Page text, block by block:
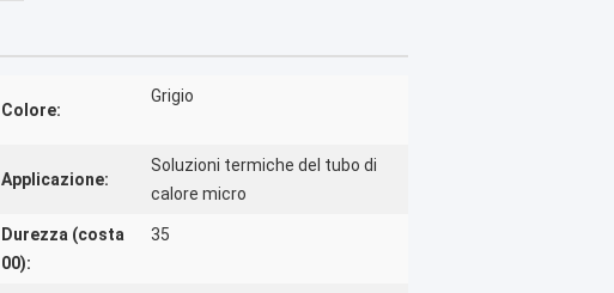
Colore:
Grigio
Applicazione:
Soluzioni termiche del tubo di
calore micro
Durezza (costa
00):
35